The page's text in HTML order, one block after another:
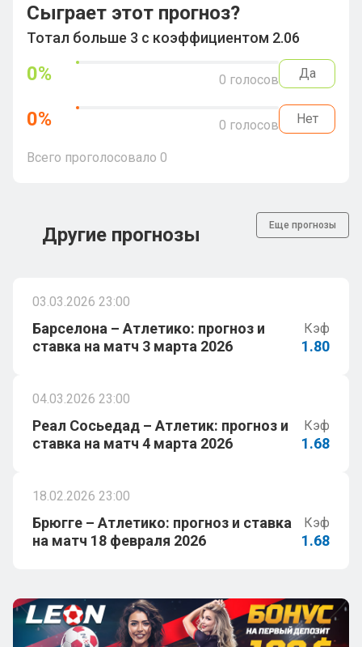
Сыграет этот прогноз?
Тотал больше 3 с коэффициентом 2.06
0% 0 голосов Да
0% 0 голосов Нет
Всего проголосовало 0
Другие прогнозы Еще прогнозы
03.03.2026 23:00
Барселона – Атлетико: прогноз и
ставка на матч 3 марта 2026
Кэф
1.80
04.03.2026 23:00
Реал Сосьедад – Атлетик: прогноз и
ставка на матч 4 марта 2026
Кэф
1.68
18.02.2026 23:00
Брюгге – Атлетико: прогноз и ставка
на матч 18 февраля 2026
Кэф
1.68